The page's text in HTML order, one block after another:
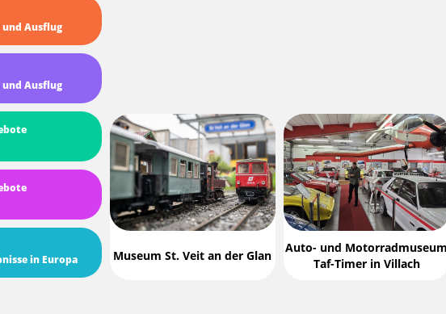
und Ausflug
und Ausflug
in Europa
Museum St. Veit an der Glan
Auto- und Motorradmuseum
Taf-Timer in Villach